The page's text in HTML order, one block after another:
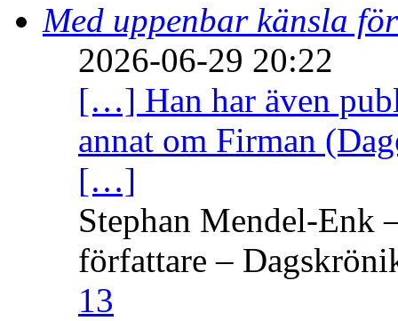
Med uppenbar känsla
2026-06-29 20:22
[…] Han har även
annat om Firman
[…]
Stephan Mendel-Enk
författare –
13